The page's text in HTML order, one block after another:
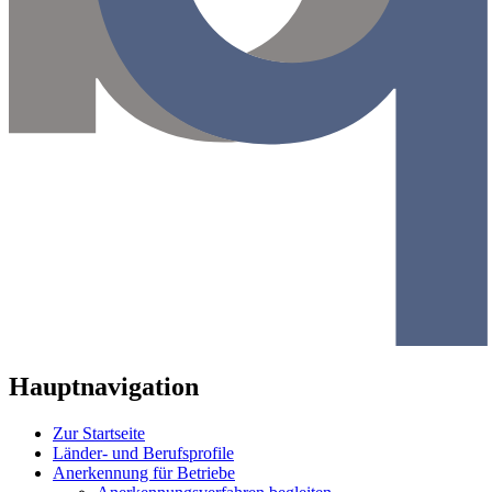
Hauptnavigation
Zur Startseite
Länder- und Berufsprofile
Anerkennung für Betriebe